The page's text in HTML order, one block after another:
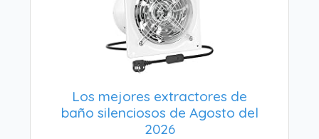
Los mejores extractores de
baño silenciosos de Agosto del
2026